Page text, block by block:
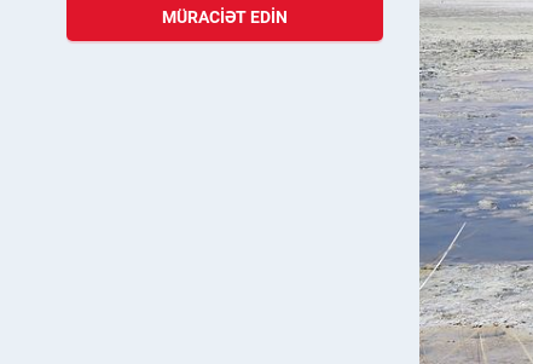
MÜRACIƏT EDIN